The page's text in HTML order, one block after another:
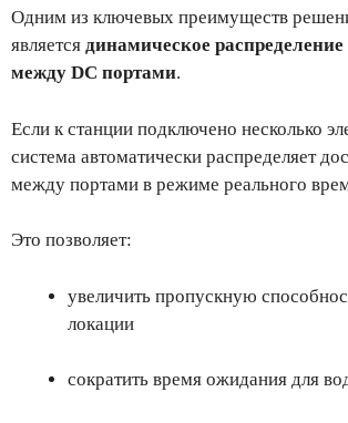
Одним из ключевых преимуществ
является динамическое
между DC портами.
Если к станции подключено несколько
система автоматически распределяет
между портами в режиме реального
Это позволяет:
увеличить пропускную
локации
сократить время ожидания для